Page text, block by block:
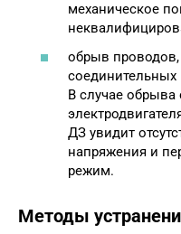
механическое
обрыв проводов,
соединительных
В случае
ДЗ увидит
напряжения и
режим.
Методы